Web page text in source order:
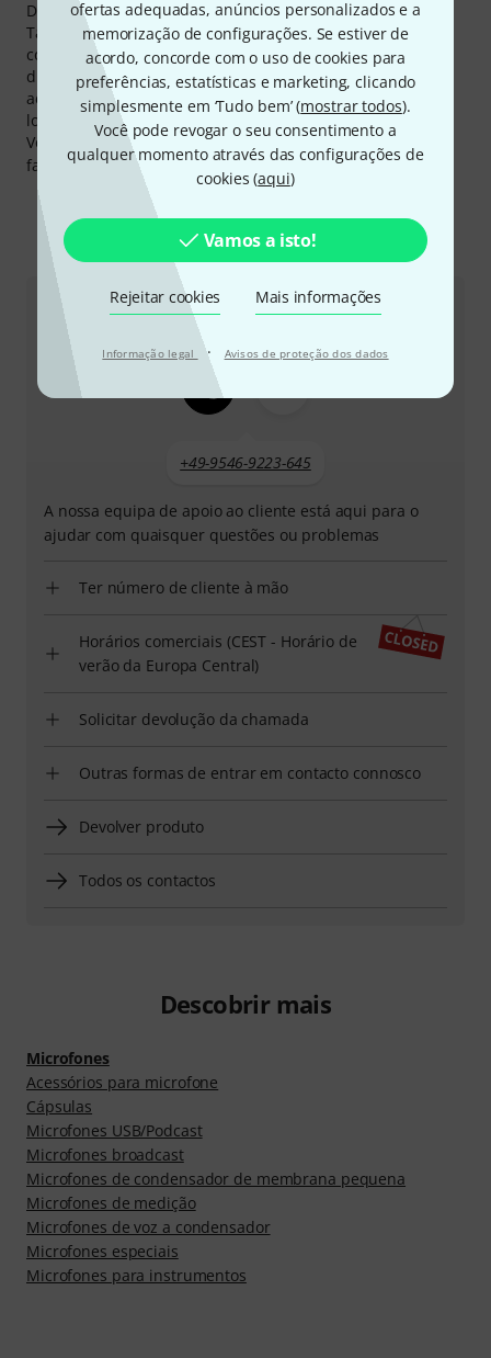
ofertas adequadas, anúncios personalizados e a
memorização de configurações. Se estiver de
acordo, concorde com o uso de cookies para
preferências, estatísticas e marketing, clicando
simplesmente em ‘Tudo bem’ (mostrar todos).
Você pode revogar o seu consentimento a
qualquer momento através das configurações de
cookies (aqui)
Vamos a isto!
Rejeitar cookies Mais informações
Informação legal · Avisos de proteção dos dados
David Fulmer.
Também aos produtos de Earthworks Audio lhe
concedemos a nossa garantia 30-dias-devolução-do-
dinheiro, 3 anos de garantia e muito mais serviços
adicionais como especialistas competentes, serviços no
local e muito mais.
Você pode encontrar mais informações acerca do
fabricante em http://www.earthworksaudio.com/
Eis como pode contactar-nos
Atendimento ao Cliente Portugal
+49-9546-9223-645
A nossa equipa de apoio ao cliente está aqui para o
ajudar com quaisquer questões ou problemas
Ter número de cliente à mão
Horários comerciais (CEST - Horário de
verão da Europa Central)
Solicitar devolução da chamada
Outras formas de entrar em contacto connosco
Devolver produto
Todos os contactos
Descobrir mais
Microfones
Acessórios para microfone
Cápsulas
Microfones USB/Podcast
Microfones broadcast
Microfones de condensador de membrana pequena
Microfones de medição
Microfones de voz a condensador
Microfones especiais
Microfones para instrumentos